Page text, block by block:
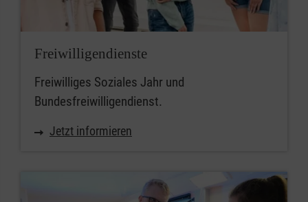
Freiwilligendienste
Freiwilliges Soziales Jahr und
Bundesfreiwilligendienst.
Jetzt informieren